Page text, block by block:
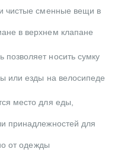
чистые сменные вещи в
в верхнем клапане
носить сумку
или езды на велосипеде
место для еды,
принадлежностей для
от одежды